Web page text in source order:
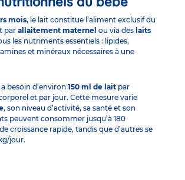
mois, le lait constitue l’aliment exclusif du
par allaitement maternel ou via des laits
les nutriments essentiels : lipides,
et minéraux nécessaires à une
besoin d’environ 150 ml de lait par
et par jour. Cette mesure varie
, son niveau d’activité, sa santé et son
peuvent consommer jusqu’à 180
croissance rapide, tandis que d’autres se
jour.